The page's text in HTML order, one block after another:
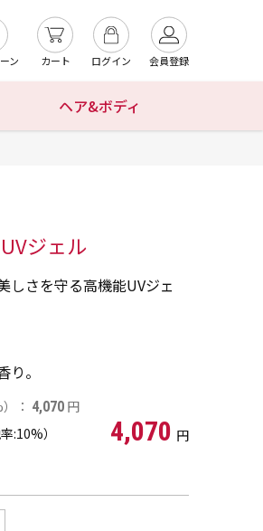
ン カート ログイン 会員登録
ヘア&ボディ
ジェル
しさを守る高機能UVジェ
。
： 4,070 円
:10%） 4,070 円